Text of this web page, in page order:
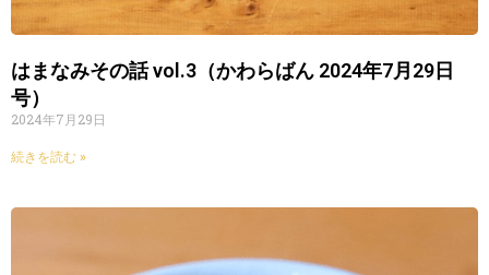
はまなみその話 vol.3（かわらばん 2024年7月29日
号）
2024年7月29日
続きを読む »